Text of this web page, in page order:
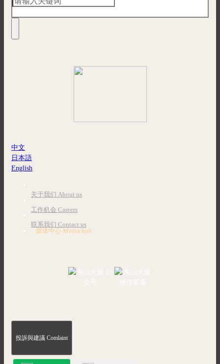
中文
日本語
English
关于我们 About us
工作机会 Careers
联系我们 Contact us
媒体中心 Media hub
投訴與建議 Comlaint